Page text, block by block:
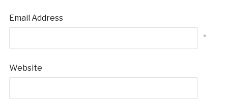
Email Address
*
Website